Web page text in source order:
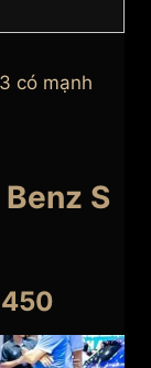
có mạnh
S